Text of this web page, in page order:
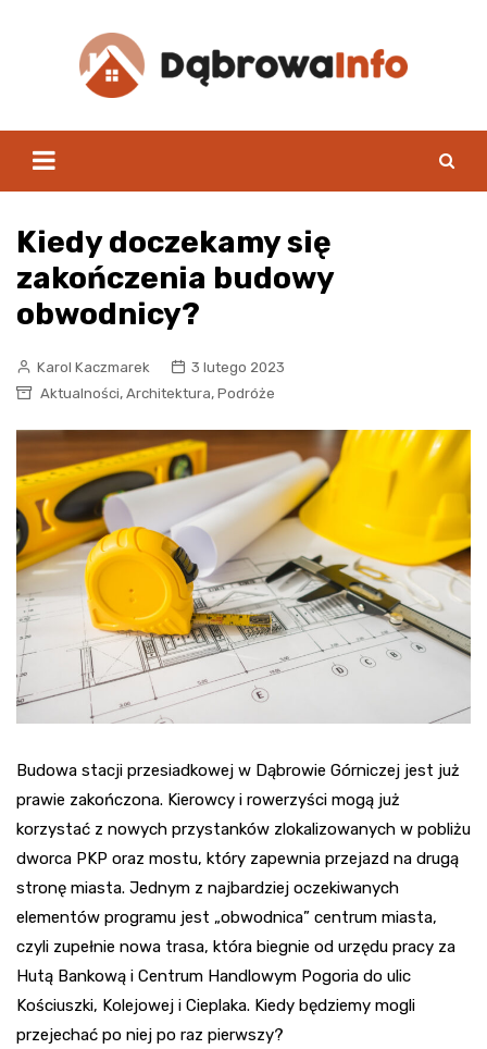
Kiedy doczekamy się
zakończenia budowy
obwodnicy?
Karol Kaczmarek
3 lutego 2023
Aktualności, Architektura, Podróże
Budowa stacji przesiadkowej w Dąbrowie Górniczej jest już
prawie zakończona. Kierowcy i rowerzyści mogą już
korzystać z nowych przystanków zlokalizowanych w pobliżu
dworca PKP oraz mostu, który zapewnia przejazd na drugą
stronę miasta. Jednym z najbardziej oczekiwanych
elementów programu jest „obwodnica” centrum miasta,
czyli zupełnie nowa trasa, która biegnie od urzędu pracy za
Hutą Bankową i Centrum Handlowym Pogoria do ulic
Kościuszki, Kolejowej i Cieplaka. Kiedy będziemy mogli
przejechać po niej po raz pierwszy?